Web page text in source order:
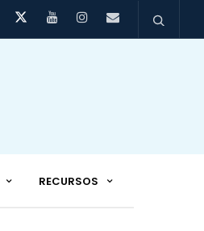
RECURSOS